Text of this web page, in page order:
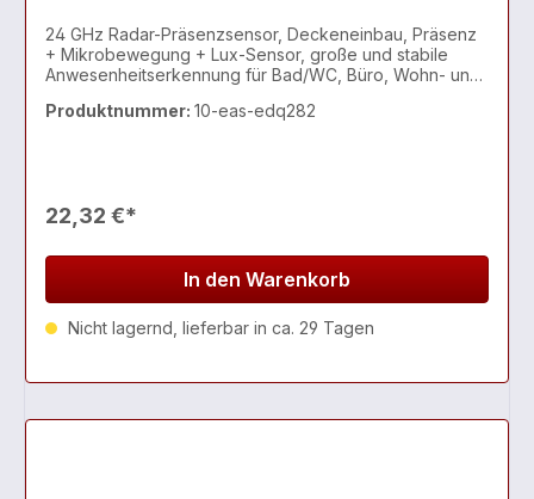
24 GHz Radar-Präsenzsensor, Deckeneinbau, Präsenz
+ Mikrobewegung + Lux-Sensor, große und stabile
Anwesenheitserkennung für Bad/WC, Büro, Wohn- und
Produktnummer: 10-eas-edq282
22,32 €*
In den Warenkorb
Nicht lagernd, lieferbar in ca. 29 Tagen